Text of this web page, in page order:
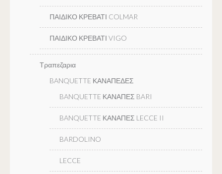
ΠΑΙΔΙΚΟ ΚΡΕΒΑΤΙ COLMAR
ΠΑΙΔΙΚΟ ΚΡΕΒΑΤΙ VIGO
Τραπεζαρια
BANQUETTE ΚΑΝΑΠΕΔΕΣ
BANQUETTE ΚΑΝΑΠΕΣ BARI
BANQUETTE ΚΑΝΑΠΕΣ LECCE II
BARDOLINO
LECCE